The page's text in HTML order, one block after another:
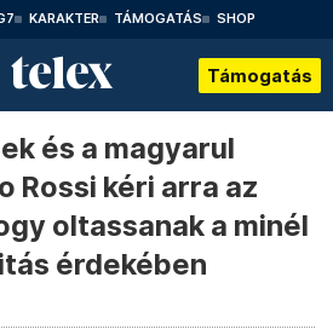
KARAKTER TÁMOGATÁS SHOP
Támogatás
és a magyarul
Rossi kéri arra az
oltassanak a minél
érdekében